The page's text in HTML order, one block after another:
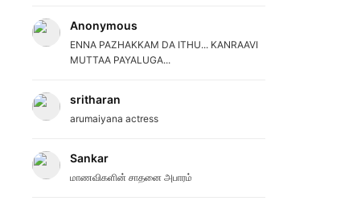
Anonymous
ENNA PAZHAKKAM DA ITHU... KANRAAVI
MUTTAA PAYALUGA...
sritharan
arumaiyana actress
Sankar
மாணவிகளின் சாதனை அபாரம்